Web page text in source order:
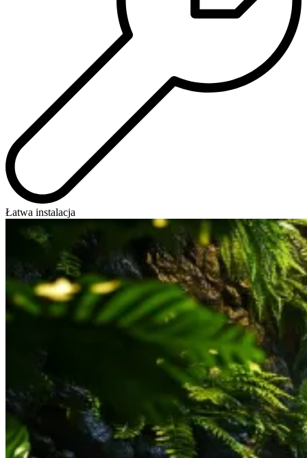
Łatwa instalacja